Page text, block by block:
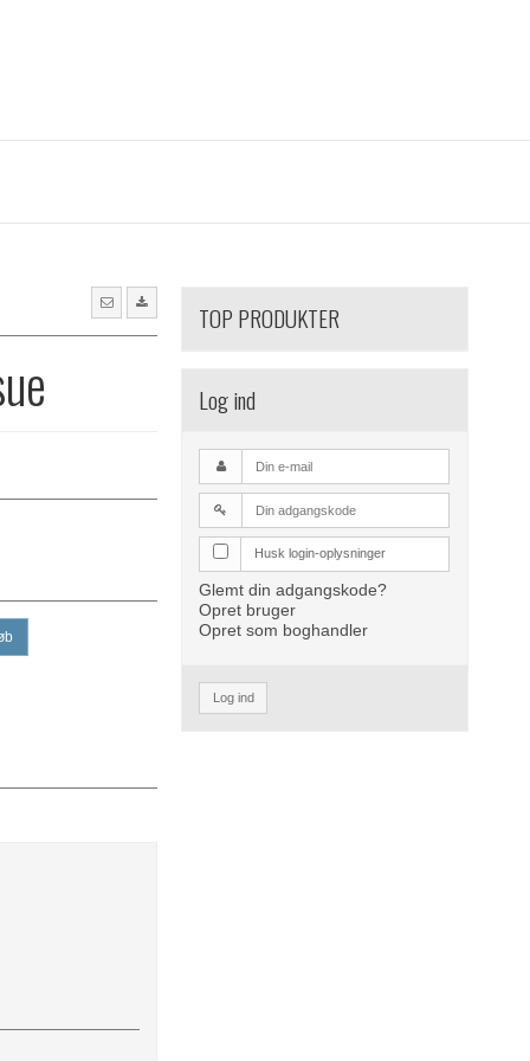
TOP PRODUKTER
Log ind
Husk login-oplysninger
Glemt din adgangskode?
Opret bruger
Opret som boghandler
Log ind